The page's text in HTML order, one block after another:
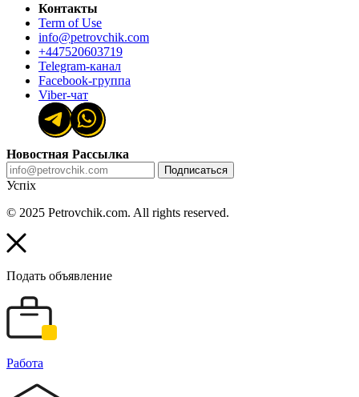
Контакты
Term of Use
info@petrovchik.com
+447520603719
Telegram-канал
Facebook-группа
Viber-чат
Новостная Рассылка
Подписаться
Успіх
© 2025 Petrovchik.com. All rights reserved.
Подать объявление
Работа